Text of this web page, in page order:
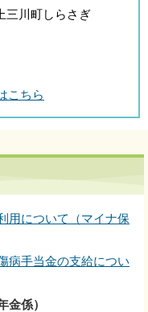
三川町しらさぎ
こちら
用について（マイナ保
病手当金の支給につい
金係）